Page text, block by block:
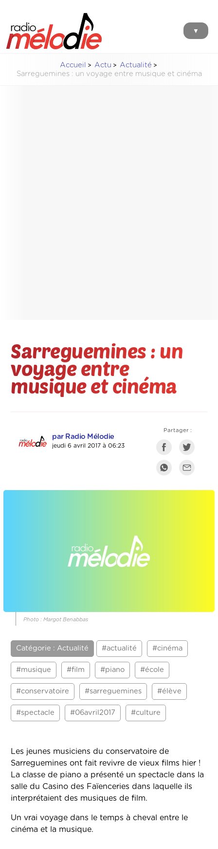
▼
Accueil Actu
Actualité
Sarreguemines : un voyage entre musique et cinéma
Sarreguemines : un
voyage entre
musique et cinéma
par Radio Mélodie
jeudi 6 avril 2017 à 06:23
Partager :
Photo : Margot Benabbas
Catégorie : Actualité #actualité #cinéma
#musique #film #piano #école
#conservatoire #sarreguemines #élève
#spectacle #06avril2017 #culture
Les jeunes musiciens du conservatoire de
Sarreguemines ont fait revivre de vieux films hier !
La classe de piano a présenté un spectacle dans la
salle du Casino des Faïenceries dans laquelle ils
interprétaient des musiques de film.
Un vrai voyage dans le temps à cheval entre le
cinéma et la musique.